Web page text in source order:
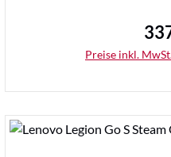
Preise inkl.